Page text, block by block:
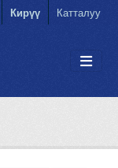
Кирүү Катталуу